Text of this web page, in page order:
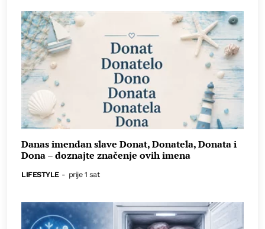
Danas imendan slave Donat, Donatela, Donata i
Dona – doznajte značenje ovih imena
LIFESTYLE - prije 1 sat